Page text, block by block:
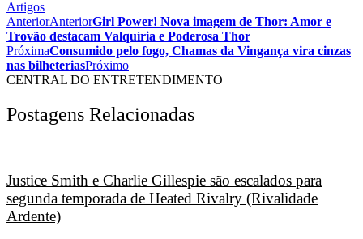
Artigos
AnteriorAnteriorGirl Power! Nova imagem de Thor: Amor e
Trovão destacam Valquíria e Poderosa Thor
PróximaConsumido pelo fogo, Chamas da Vingança vira cinzas
nas bilheteriasPróximo
CENTRAL DO ENTRETENDIMENTO
Postagens Relacionadas
Justice Smith e Charlie Gillespie são escalados para
segunda temporada de Heated Rivalry (Rivalidade
Ardente)